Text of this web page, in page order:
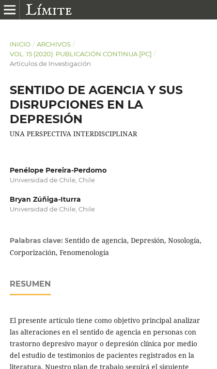
INICIO / ARCHIVOS /
VOL. 15 (2020): PUBLICACIÓN CONTINUA [PC] /
Artículos de Investigación
SENTIDO DE AGENCIA Y SUS
DISRUPCIONES EN LA
DEPRESIÓN
UNA PERSPECTIVA INTERDISCIPLINAR
Penélope Pereira-Perdomo
Universidad de Chile, Chile
Bryan Zúñiga-Iturra
Universidad de Chile, Chile
Palabras clave: Sentido de agencia, Depresión, Nosología,
Corporización, Fenomenología
RESUMEN
El presente artículo tiene como objetivo principal analizar
las alteraciones en el sentido de agencia en personas con
trastorno depresivo mayor o depresión clínica por medio
del estudio de testimonios de pacientes registrados en la
literatura. Nuestro plan de trabajo seguirá el siguiente